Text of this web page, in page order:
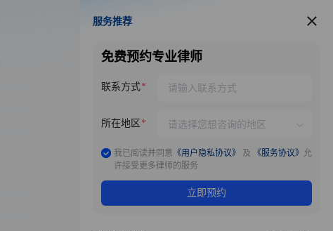
服务推荐
服务推荐
免费预约专业律师
联系方式
所在地区
我已阅读并同意 《用户隐私协议》 及 《服务协议》 允
许接受更多律师的服务
立即预约